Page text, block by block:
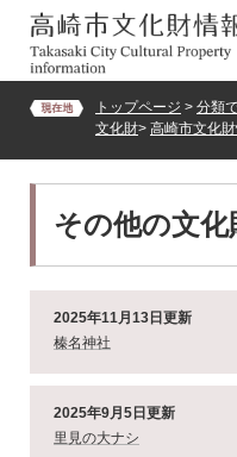
の
で
す。
ー
ば
トップページ > 分類
文化財> 高崎市文化
その他の文化
2025年11月13日更新
榛名神社
2025年9月5日更新
里見の大ナシ